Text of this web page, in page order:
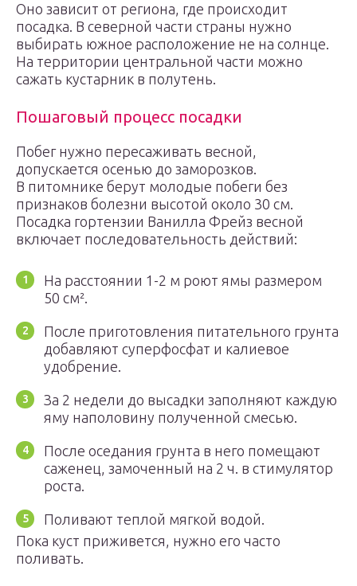
Оно зависит от региона, где происходит
посадка. В северной части страны нужно
выбирать южное расположение не на солнце.
На территории центральной части можно
сажать кустарник в полутень.
Пошаговый процесс посадки
Побег нужно пересаживать весной,
допускается осенью до заморозков.
В питомнике берут молодые побеги без
признаков болезни высотой около 30 см.
Посадка гортензии Ванилла Фрейз весной
включает последовательность действий:
На расстоянии 1-2 м роют ямы размером
50 см².
После приготовления питательного грунта
добавляют суперфосфат и калиевое
удобрение.
За 2 недели до высадки заполняют каждую
яму наполовину полученной смесью.
После оседания грунта в него помещают
саженец, замоченный на 2 ч. в стимулятор
роста.
Поливают теплой мягкой водой.
Пока куст приживется, нужно его часто
поливать.